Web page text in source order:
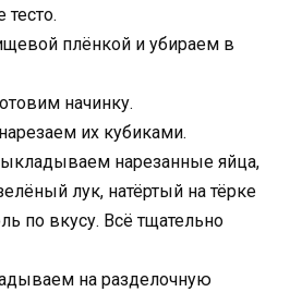
плёнкой и убираем в
начинку.
их кубиками.
нарезанные яйца,
лук, натёртый на тёрке
по вкусу. Всё тщательно
на разделочную